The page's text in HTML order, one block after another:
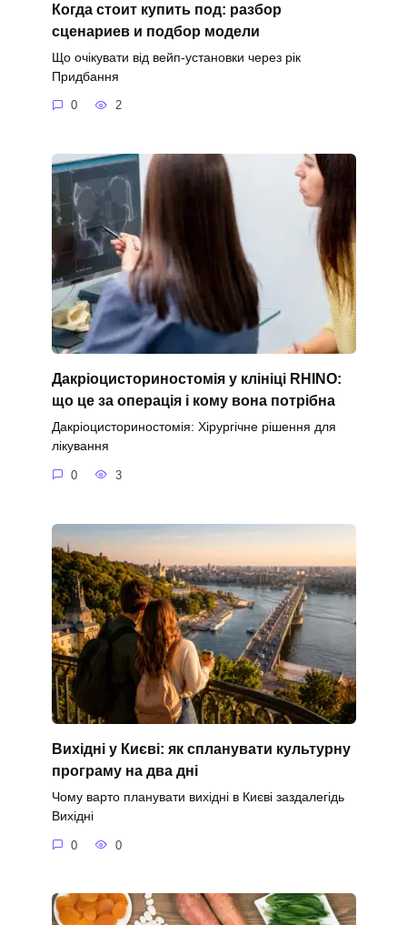
Когда стоит купить под: разбор
сценариев и подбор модели
Що очікувати від вейп-установки через рік
Придбання
0 2
Дакріоцисториностомія у клініці RHINO:
що це за операція і кому вона потрібна
Дакріоцисториностомія: Хірургічне рішення для
лікування
0 3
Вихідні у Києві: як спланувати культурну
програму на два дні
Чому варто планувати вихідні в Києві заздалегідь
Вихідні
0 0